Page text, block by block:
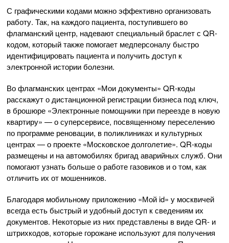
С графическими кодами можно эффективно организовать
работу. Так, на каждого пациента, поступившего во
флагманский центр, надевают специальный браслет с QR-
кодом, который также помогает медперсоналу быстро
идентифицировать пациента и получить доступ к
электронной истории болезни.
Во флагманских центрах «Мои документы» QR-коды
расскажут о дистанционной регистрации бизнеса под ключ,
в брошюре «Электронные помощники при переезде в новую
квартиру» — о суперсервисе, посвященному переселению
по программе реновации, в поликлиниках и культурных
центрах — о проекте «Московское долголетие». QR-коды
размещены и на автомобилях бригад аварийных служб. Они
помогают узнать больше о работе газовиков и о том, как
отличить их от мошенников.
Благодаря мобильному приложению «Мой id» у москвичей
всегда есть быстрый и удобный доступ к сведениям их
документов. Некоторые из них представлены в виде QR- и
штрихкодов, которые горожане используют для получения